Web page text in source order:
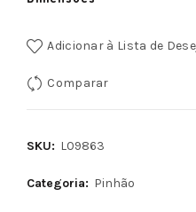
Adicionar à Lista de
Comparar
SKU: L09863
Categoria: Pinhão